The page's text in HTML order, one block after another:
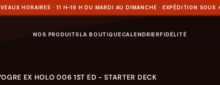
HORAIRES · 11 H–19 H DU MARDI AU DIMANCHE · EXPÉDITION SOUS
NOS PRODUITS LA BOUTIQUECALENDRIERFIDÉLITÉ
EX HOLO 006 1ST ED - STARTER DECK